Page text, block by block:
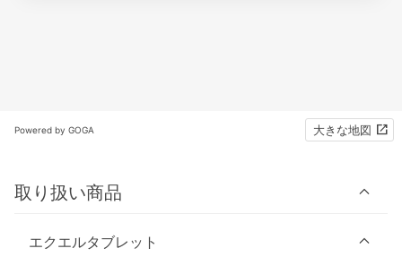
Powered by GOGA 大きな地図
取り扱い商品
エクエルタブレット